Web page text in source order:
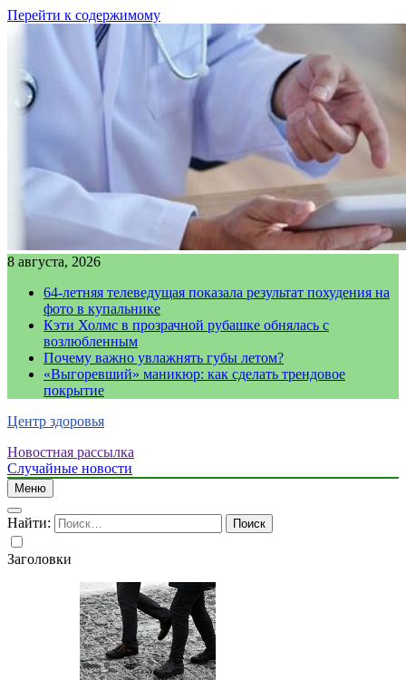
Перейти к содержимому
8 августа, 2026
64-летняя телеведущая показала результат похудения на
фото в купальнике
Кэти Холмс в прозрачной рубашке обнялась с
возлюбленным
Почему важно увлажнять губы летом?
«Выгоревший» маникюр: как сделать трендовое
покрытие
Центр здоровья
Новостная рассылка
Случайные новости
Меню
Найти:
Заголовки